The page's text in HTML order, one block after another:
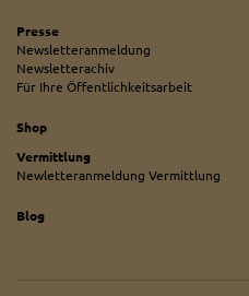
Presse
Newsletteranmeldung
Newsletterachiv
Für Ihre Öffentlichkeitsarbeit
Shop
Vermittlung
Newletteranmeldung Vermittlung
Blog